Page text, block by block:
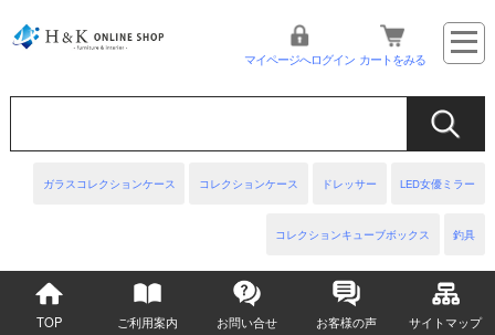
ガラスコレクションケース コレクションケース ドレッサー LED女優ミラー
コレクションキューブボックス 釣具
マイページへログイン カートをみる
TOP ご利用案内 お問い合せ お客様の声 サイトマップ